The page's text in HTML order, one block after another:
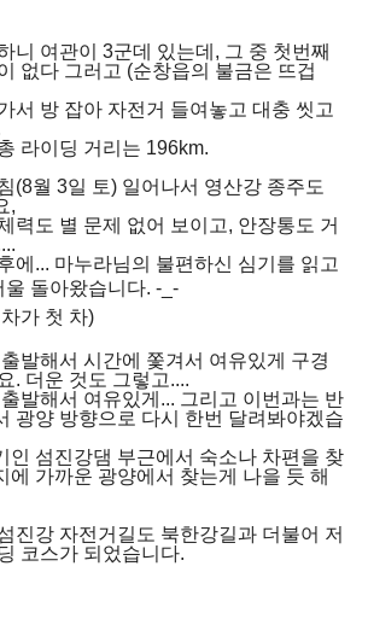
니 여관이 3군데 있는데, 그 중 첫번째
없다 그러고 (순창읍의 불금은 뜨겁
서 방 잡아 자전거 들여놓고 대충 씻고
라이딩 거리는 196km.
(8월 3일 토) 일어나서 영산강 종주도
,
력도 별 문제 없어 보이고, 안장통도 거
에... 마누라님의 불편하신 심기를 읽고
울 돌아왔습니다. -_-
가 첫 차)
발해서 시간에 쫓겨서 여유있게 구경
. 더운 것도 그렇고....
발해서 여유있게... 그리고 이번과는 반
광양 방향으로 다시 한번 달려봐야겠습
인 섬진강댐 부근에서 숙소나 차편을 찾
에 가까운 광양에서 찾는게 나을 듯 해
진강 자전거길도 북한강길과 더불어 저
코스가 되었습니다.